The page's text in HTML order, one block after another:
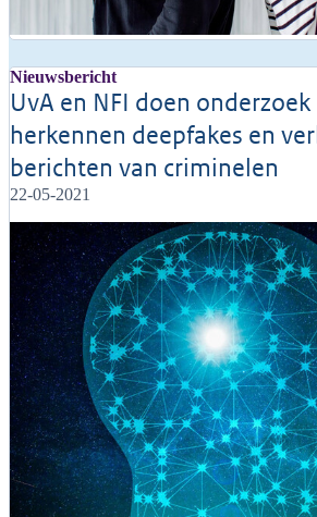
Nieuwsbericht
UvA en NFI doen
herkennen deepfakes en
berichten van criminelen
22-05-2021